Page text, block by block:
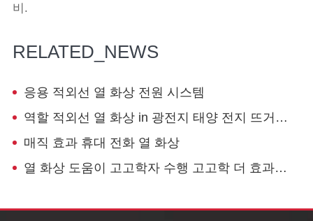
비.
RELATED_NEWS
응용 적외선 열 화상 전원 시스템
역할 적외선 열 화상 in 광전지 태양 전지 뜨거운 감지
매직 효과 휴대 전화 열 화상
열 화상 도움이 고고학자 수행 고고학 더 효과적으로